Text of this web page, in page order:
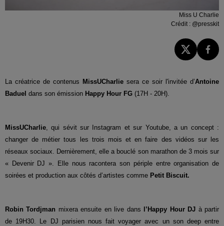
Miss U Charlie
Crédit : @presskit
La créatrice de contenus MissUCharlie sera ce soir l'invitée d’Antoine
Baduel dans son émission Happy Hour FG (17H - 20H).
MissUCharlie, qui sévit sur Instagram et sur Youtube, a un concept :
changer de métier tous les trois mois et en faire des vidéos sur les
réseaux sociaux. Dernièrement, elle a bouclé son marathon de 3 mois sur
« Devenir DJ ». Elle nous racontera son périple entre organisation de
soirées et production aux côtés d’artistes comme Petit Biscuit.
Robin Tordjman mixera ensuite en live dans l’Happy Hour DJ à partir
de 19H30. Le DJ parisien nous fait voyager avec un son deep entre